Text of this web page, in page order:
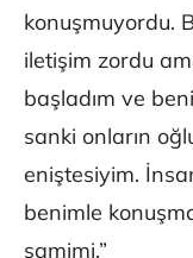
konuşmuyordu.
iletişim zordu
başladım ve
sanki onların
eniştesiyim.
benimle
samimi.”